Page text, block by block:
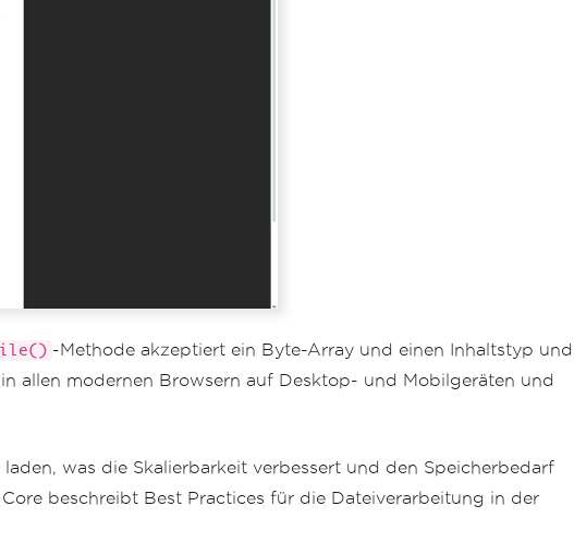
-Methode akzeptiert ein Byte-Array und einen Inhaltstyp und
allen modernen Browsern auf Desktop- und Mobilgeräten und
laden, was die Skalierbarkeit verbessert und den Speicherbedarf
Core beschreibt Best Practices für die Dateiverarbeitung in der